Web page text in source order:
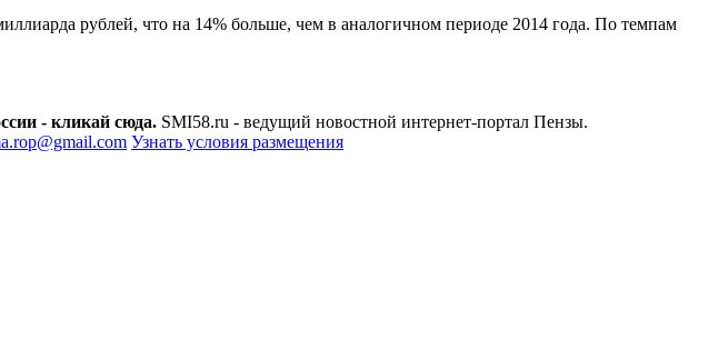
рублей, что на 14% больше, чем в аналогичном периоде 2014 года. По темпам
- кликай сюда. SMI58.ru - ведущий новостной интернет-портал Пензы.
Узнать условия размещения